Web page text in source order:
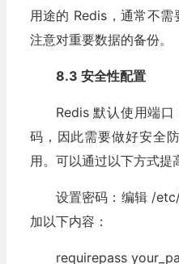
用途的 Redis，通常不
注意对重要数据的备份。
8.3 安全性配置
Redis 默认使用端
码，因此需要做好安全
用。可以通过以下方式提
设置密码：编辑 /
加以下内容：
requirepass